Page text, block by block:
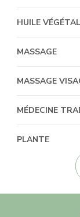
HUILE
MASSAGE
MASSAGE
MÉDECINE
PLANTE